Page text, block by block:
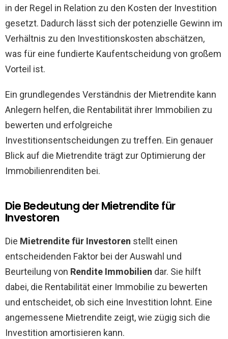
in der Regel in Relation zu den Kosten der Investition
gesetzt. Dadurch lässt sich der potenzielle Gewinn im
Verhältnis zu den Investitionskosten abschätzen,
was für eine fundierte Kaufentscheidung von großem
Vorteil ist.
Ein grundlegendes Verständnis der Mietrendite kann
Anlegern helfen, die Rentabilität ihrer Immobilien zu
bewerten und erfolgreiche
Investitionsentscheidungen zu treffen. Ein genauer
Blick auf die Mietrendite trägt zur Optimierung der
Immobilienrenditen bei.
Die Bedeutung der Mietrendite für
Investoren
Die Mietrendite für Investoren stellt einen
entscheidenden Faktor bei der Auswahl und
Beurteilung von Rendite Immobilien dar. Sie hilft
dabei, die Rentabilität einer Immobilie zu bewerten
und entscheidet, ob sich eine Investition lohnt. Eine
angemessene Mietrendite zeigt, wie zügig sich die
Investition amortisieren kann.